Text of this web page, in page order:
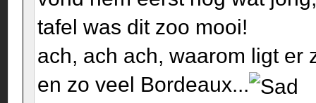
tafel was dit zoo mooi!
ach, ach ach, waarom ligt er
en zo veel Bordeaux...